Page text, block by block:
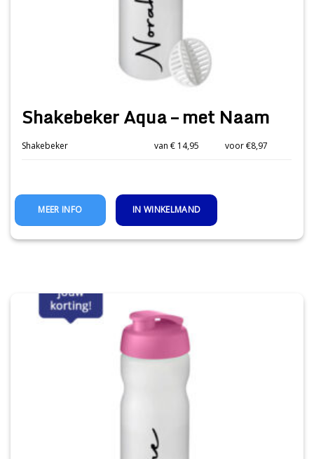
Shakebeker Aqua – met Naam
Shakebeker van € 14,95 voor €8,97
IN WINKELMAND
MEER INFO